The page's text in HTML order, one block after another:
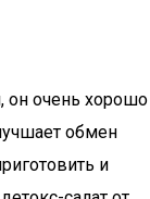
он очень хорошо
обмен
и